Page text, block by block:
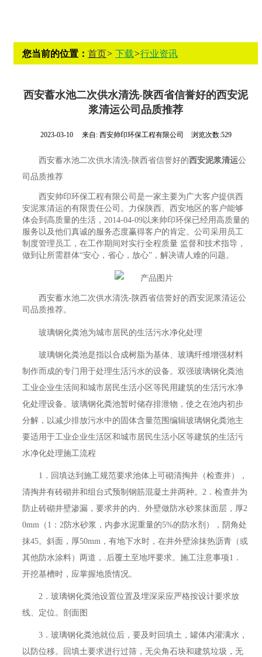
您当前的位置： 首页> 下载>行业资讯
西安蓄水池二次供水清洗-陕西省信誉好的西安泥
浆清运公司品质推荐
2023-03-10 来自: 西安帅印环保工程有限公司 浏览次数:529
西安蓄水池二次供水清洗-陕西省信誉好的西安泥浆清运公
司品质推荐
西安帅印环保工程有限公司是一家主要为广大客户提供西
安泥浆清运的有限责任公司。力保陕西、西安地区的客户能够
体会到高质量的生活，2014-04-09以来帅印环保已经用高质量的
服务以及他们真诚的服务态度赢得客户的肯定。公司采用员工
制度管理员工，在工作期间对实行全程质量 监督和技术指导，
做到让所需群体“安心，省心，放心”，解决请人难的问题。
西安蓄水池二次供水清洗-陕西省信誉好的西安泥浆清运公
司品质推荐。
玻璃钢化粪池为城市居民的生活污水净化处理
玻璃钢化粪池是指以合成树脂为基体、玻璃纤维增强材料
制作而成的专门用于处理生活污水的设备。双强玻璃钢化粪池
工业企业生活间和城市居民生活小区等民用建筑的生活污水净
化处理设备。玻璃钢化粪池暂时储存排泄物，使之在池内初步
分解，以减少排放污水中的固体含量范围编辑玻璃钢化粪池主
要适用于工业企业生活区和城市居民生活小区等建筑的生活污
水净化处理施工流程
1．回填达到施工规范要求池体上可砌清掏井（检查井），
清掏井有砖砌井和组台式预制钢筋混凝土井两种。2．检查井为
防止砖砌井壁渗漏，要求井的内、外壁做防水砂浆抹面层，厚2
0mm（1：2防水砂浆，内参水泥重量的5%的防水剂），阴角处
抹45。斜面，厚50mm，有地下水时，在井外壁涂抹热沥青（或
其他防水涂料）两道，.后覆土至地坪要求。施工注意事项1．
开挖基槽时，应掌握地质情况。
2．玻璃钢化粪池设置位置及埋深采应严格按设计要求放
线、定位。剖面图
3．玻璃钢化粪池就位后，要及时回填土，罐体内灌满水，
以防位移。回填土要求进行过筛，无尖角石块和建筑垃圾，无